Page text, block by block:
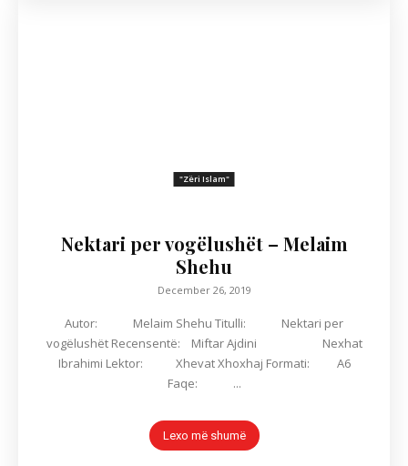
"Zëri Islam"
Nektari per vogëlushët – Melaim
Shehu
December 26, 2019
Autor: Melaim Shehu Titulli: Nektari per
vogëlushët Recensentë: Miftar Ajdini Nexhat
Ibrahimi Lektor: Xhevat Xhoxhaj Formati: A6
Faqe: ...
Lexo më shumë